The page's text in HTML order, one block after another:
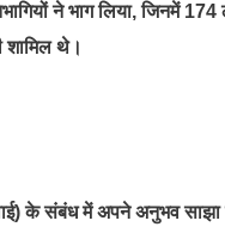
ने भाग लिया, जिनमें 174
शामिल थे।
के संबंध में अपने अनुभव